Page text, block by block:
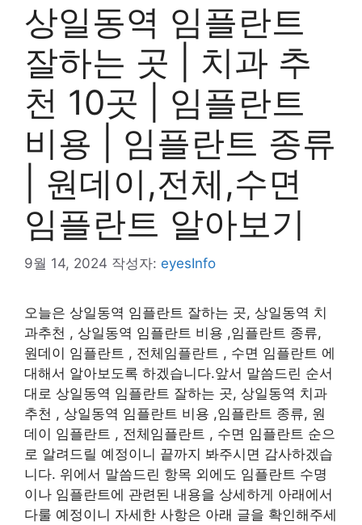
상일동역 임플란트
잘하는 곳 | 치과 추
천 10곳 | 임플란트
비용 | 임플란트 종류
| 원데이,전체,수면
임플란트 알아보기
9월 14, 2024 작성자: eyesInfo
오늘은 상일동역 임플란트 잘하는 곳, 상일동역 치
과추천 , 상일동역 임플란트 비용 ,임플란트 종류,
원데이 임플란트 , 전체임플란트 , 수면 임플란트 에
대해서 알아보도록 하겠습니다.앞서 말씀드린 순서
대로 상일동역 임플란트 잘하는 곳, 상일동역 치과
추천 , 상일동역 임플란트 비용 ,임플란트 종류, 원
데이 임플란트 , 전체임플란트 , 수면 임플란트 순으
로 알려드릴 예정이니 끝까지 봐주시면 감사하겠습
니다. 위에서 말씀드린 항목 외에도 임플란트 수명
이나 임플란트에 관련된 내용을 상세하게 아래에서
다룰 예정이니 자세한 사항은 아래 글을 확인해주세